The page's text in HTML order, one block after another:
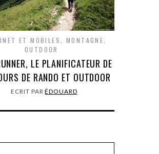
ET MOBILES MONTAGNE
OUTDOOR
LE PLANIFICATEUR DE
DE RANDO ET OUTDOOR
ECRIT PARÉDOUARD